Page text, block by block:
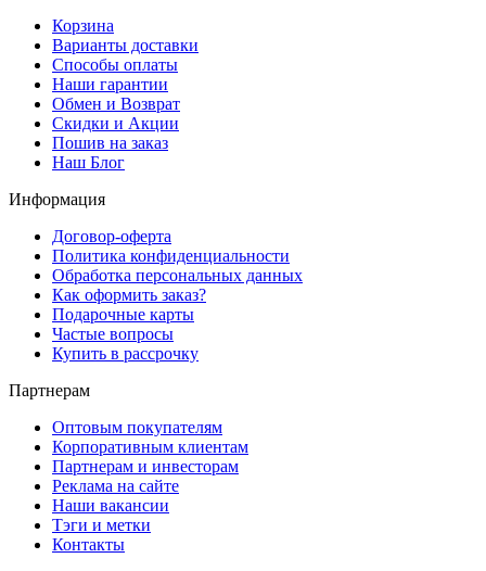
Корзина
Варианты доставки
Способы оплаты
Наши гарантии
Обмен и Возврат
Скидки и Акции
Пошив на заказ
Наш Блог
Информация
Договор-оферта
Политика конфиденциальности
Обработка персональных данных
Как оформить заказ?
Подарочные карты
Частые вопросы
Купить в рассрочку
Партнерам
Оптовым покупателям
Корпоративным клиентам
Партнерам и инвесторам
Реклама на сайте
Наши вакансии
Тэги и метки
Контакты